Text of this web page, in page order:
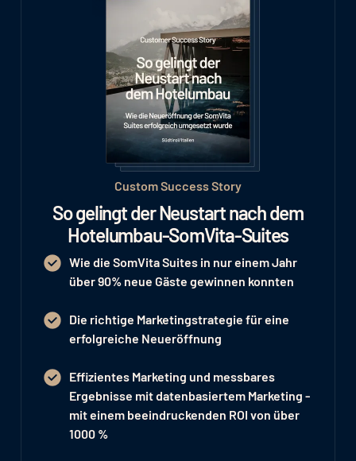
Custom Success Story
So gelingt der Neustart nach dem
Hotelumbau-SomVita-Suites
Wie die SomVita Suites in nur einem Jahr
über 90% neue Gäste gewinnen konnten
Die richtige Marketingstrategie für eine
erfolgreiche Neueröffnung
Effizientes Marketing und messbares
Ergebnisse mit datenbasiertem Marketing -
mit einem beeindruckenden ROI von über
1000 %